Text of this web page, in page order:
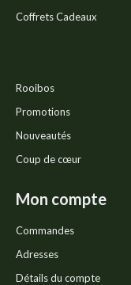
Coffrets Cadeaux
Rooibos
Promotions
Nouveautés
Coup de cœur
Mon compte
Commandes
Adresses
Détails du compte